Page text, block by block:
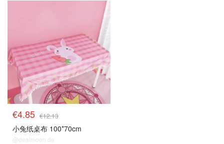
€4.85 €12.13
小兔纸桌布 100*70cm
@dealmoon.de